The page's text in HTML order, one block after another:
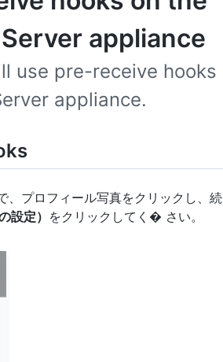
appliance
use pre-receive hooks
appliance.
プロフィール写真をクリックし、
定） をクリックしてく� さい。